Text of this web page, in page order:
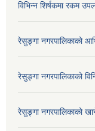
विभिन्न शिर्षकमा रकम
रेसुङ्गा नगरपालिकाको
रेसुङ्गा नगरपालिकाको
रेसुङ्गा नगरपालिकाको